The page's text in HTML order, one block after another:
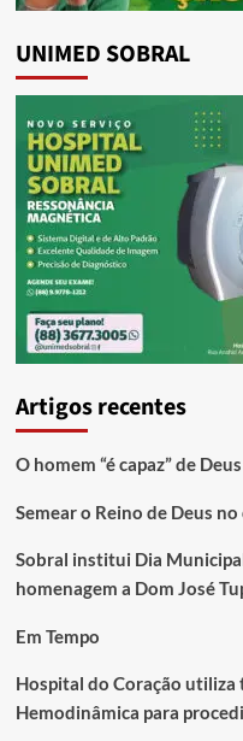
UNIMED SOBRAL
Artigos recentes
O homem “é capaz” de Deus
Semear o Reino de Deus
Sobral institui Dia
homenagem a Dom José
Em Tempo
Hospital do Coração utiliza
Hemodinâmica para